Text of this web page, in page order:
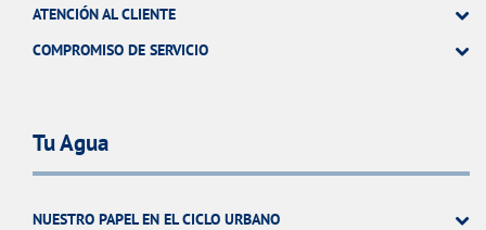
ATENCIÓN AL CLIENTE
COMPROMISO DE SERVICIO
Tu Agua
NUESTRO PAPEL EN EL CICLO URBANO